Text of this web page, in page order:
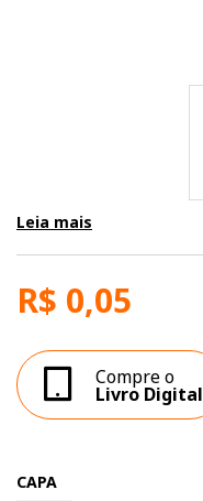
Leia mais
R$ 0,05
Compre o
Livro Digital
CAPA